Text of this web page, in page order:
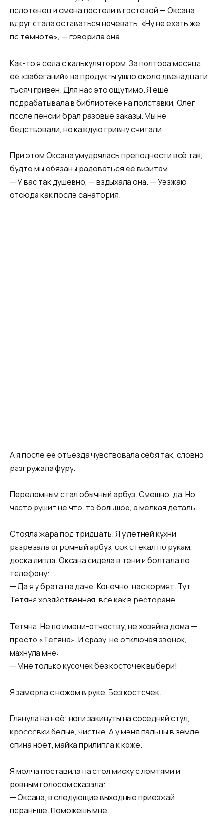
полотенец и смена постели в гостевой — Оксана
вдруг стала оставаться ночевать. «Ну не ехать же
по темноте», — говорила она.
Как-то я села с калькулятором. За полтора месяца
её «забеганий» на продукты ушло около двенадцати
тысяч гривен. Для нас это ощутимо. Я ещё
подрабатывала в библиотеке на полставки, Олег
после пенсии брал разовые заказы. Мы не
бедствовали, но каждую гривну считали.
При этом Оксана умудрялась преподнести всё так,
будто мы обязаны радоваться её визитам.
— У вас так душевно, — вздыхала она. — Уезжаю
отсюда как после санатория.
А я после её отъезда чувствовала себя так, словно
разгружала фуру.
Переломным стал обычный арбуз. Смешно, да. Но
часто рушит не что-то большое, а мелкая деталь.
Стояла жара под тридцать. Я у летней кухни
разрезала огромный арбуз, сок стекал по рукам,
доска липла. Оксана сидела в тени и болтала по
телефону:
— Да я у брата на даче. Конечно, нас кормят. Тут
Тетяна хозяйственная, всё как в ресторане.
Тетяна. Не по имени-отчеству, не хозяйка дома —
просто «Тетяна». И сразу, не отключая звонок,
махнула мне:
— Мне только кусочек без косточек выбери!
Я замерла с ножом в руке. Без косточек.
Глянула на неё: ноги закинуты на соседний стул,
кроссовки белые, чистые. А у меня пальцы в земле,
спина ноет, майка прилипла к коже.
Я молча поставила на стол миску с ломтями и
ровным голосом сказала:
— Оксана, в следующие выходные приезжай
пораньше. Поможешь мне.